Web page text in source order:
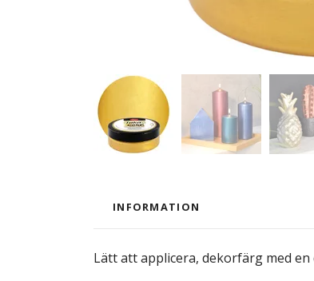
INFORMATION
Lätt att applicera, dekorfärg med en